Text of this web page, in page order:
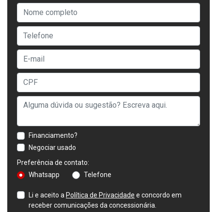
Financiamento?
Negociar usado
Preferência de contato:
Whatsapp
Telefone
Li e aceito a Política de Privacidade e concordo em
receber comunicações da concessionária.